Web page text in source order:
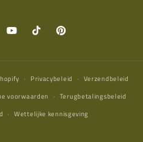
YouTubeTikTok Pinterest
Privacybeleid
Verzendbeleid
voorwaarden
Terugbetalingsbeleid
Wettelijke kennisgeving